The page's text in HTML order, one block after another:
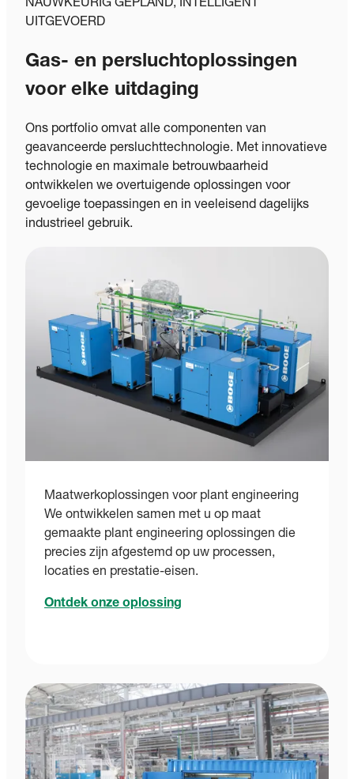
NAUWKEURIG GEPLAND, INTELLIGENT
UITGEVOERD
Gas- en persluchtoplossingen
voor elke uitdaging
Ons portfolio omvat alle componenten van
geavanceerde persluchttechnologie. Met innovatieve
technologie en maximale betrouwbaarheid
ontwikkelen we overtuigende oplossingen voor
gevoelige toepassingen en in veeleisend dagelijks
industrieel gebruik.
Maatwerkoplossingen voor plant engineering
We ontwikkelen samen met u op maat
gemaakte plant engineering oplossingen die
precies zijn afgestemd op uw processen,
locaties en prestatie-eisen.
Ontdek onze oplossing